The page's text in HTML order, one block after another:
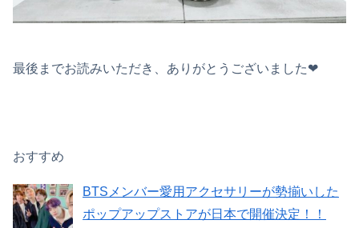
最後までお読みいただき、ありがとうございました❤︎
おすすめ
BTSメンバー愛用アクセサリーが勢揃いした
ポップアップストアが日本で開催決定！！